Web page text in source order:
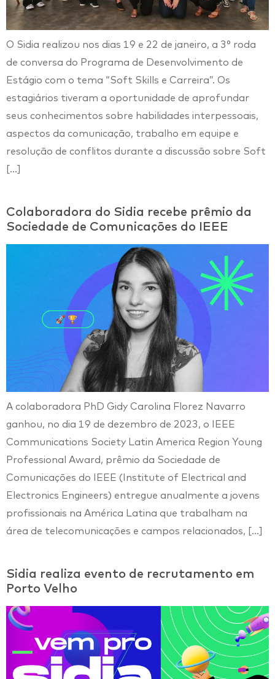
O Sidia realizou nos dias 19 e 22 de janeiro, a 3° roda
de conversa do Programa de Desenvolvimento de
Estágio com o tema “Soft Skills e Carreira”. Os
estagiários tiveram a oportunidade de aprofundar
seus conhecimentos sobre habilidades interpessoais,
aspectos da comunicação, trabalho em equipe e
resolução de conflitos durante a discussão sobre Soft
[…]
Colaboradora do Sidia recebe prêmio da
Sociedade de Comunicações do IEEE
A colaboradora PhD Gidy Carolina Florez Navarro
ganhou, no dia 19 de dezembro de 2023, o IEEE
Communications Society Latin America Region Young
Professional Award, prêmio da Sociedade de
Comunicações do IEEE (Institute of Electrical and
Electronics Engineers) entregue anualmente a jovens
profissionais na América Latina que trabalham na
área de telecomunicações e campos relacionados, […]
Sidia realiza evento de recrutamento em
Porto Velho